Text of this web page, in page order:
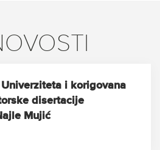
i korigovana
disertacije
Mujić